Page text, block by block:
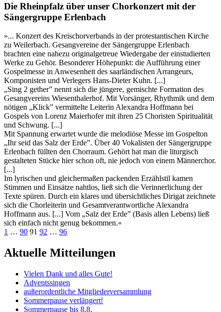
Die Rheinpfalz über unser Chorkonzert mit der
Sängergruppe Erlenbach
»... Konzert des Kreischorverbands in der protestantischen Kirche
zu Weilerbach. Gesangvereine der Sängergruppe Erlenbach
brachten eine nahezu originalgetreue Wiedergabe der einstudierten
Werke zu Gehör. Besonderer Höhepunkt: die Aufführung einer
Gospelmesse in Anwesenheit des saarländischen Arrangeurs,
Komponisten und Verlegers Hans-Dieter Kuhn. [...]
„Sing 2 gether” nennt sich die jüngere, gemischte Formation des
Gesangvereins Wiesenthalerhof. Mit Vorsänger, Rhythmik und dem
nötigen „Klick” vermittelte Leiterin Alexandra Hoffmann bei
Gospels von Lorenz Maierhofer mit ihren 25 Choristen Spiritualität
und Schwung. [...]
Mit Spannung erwartet wurde die melodiöse Messe im Gospelton
„Ihr seid das Salz der Erde”. Über 40 Vokalisten der Sängergruppe
Erlenbach füllten den Chorraum. Gehört hat man die liturgisch
gestalteten Stücke hier schon oft, nie jedoch von einem Männerchor.
[...]
Im lyrischen und gleichermaßen packenden Erzählstil kamen
Stimmen und Einsätze nahtlos, ließ sich die Verinnerlichung der
Texte spüren. Durch ein klares und übersichtliches Dirigat zeichnete
sich die Chorleiterin und Gesamtverantwortliche Alexandra
Hoffmann aus. [...] Vom „Salz der Erde” (Basis allen Lebens) ließ
sich einfach nicht genug bekommen.«
Seitennummerierung
der
Beiträge
Vorherige
Seite
1 … Seite
90 Seite
91 Seite
92 … Seite
96Nächste
Aktuelle Mitteilungen
Vielen Dank und alles Gute!
Adventssingen
außerordentliche Mitgliederversammlung
Sommerpause verlängert!
Sommerpause bis 8.8.